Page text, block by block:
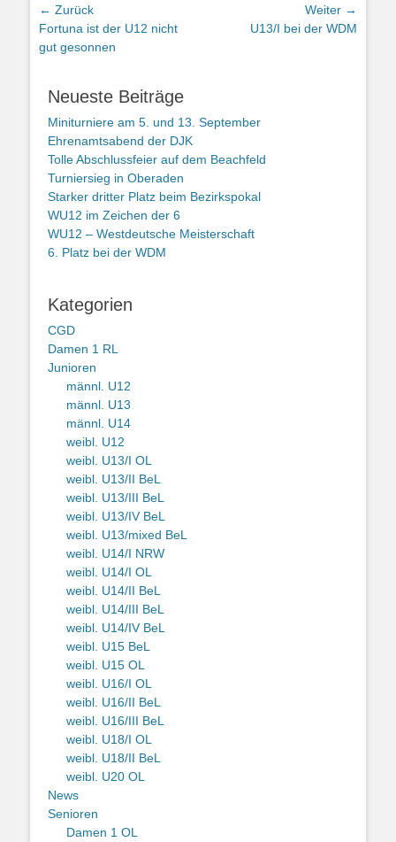
Beitragsnavigation
← Zurück
Vorheriger
Beitrag:
Fortuna ist der U12 nicht
gut gesonnen
Weiter →
U13/I bei der WDM
Neueste Beiträge
Miniturniere am 5. und 13. September
Ehrenamtsabend der DJK
Tolle Abschlussfeier auf dem Beachfeld
Turniersieg in Oberaden
Starker dritter Platz beim Bezirkspokal
WU12 im Zeichen der 6
WU12 – Westdeutsche Meisterschaft
6. Platz bei der WDM
Kategorien
CGD
Damen 1 RL
Junioren
männl. U12
männl. U13
männl. U14
weibl. U12
weibl. U13/I OL
weibl. U13/II BeL
weibl. U13/III BeL
weibl. U13/IV BeL
weibl. U13/mixed BeL
weibl. U14/I NRW
weibl. U14/I OL
weibl. U14/II BeL
weibl. U14/III BeL
weibl. U14/IV BeL
weibl. U15 BeL
weibl. U15 OL
weibl. U16/I OL
weibl. U16/II BeL
weibl. U16/III BeL
weibl. U18/I OL
weibl. U18/II BeL
weibl. U20 OL
News
Senioren
Damen 1 OL